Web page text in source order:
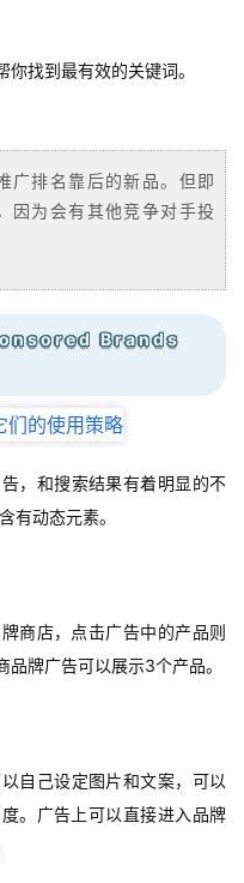
找到最有效的关键词。
广排名靠后的新品。但即
因为会有其他竞争对手投
Brands
，和搜索结果有着明显的不
有动态元素。
商店，点击广告中的产品则
牌广告可以展示3个产品。
自己设定图片和文案，可以
。广告上可以直接进入品牌